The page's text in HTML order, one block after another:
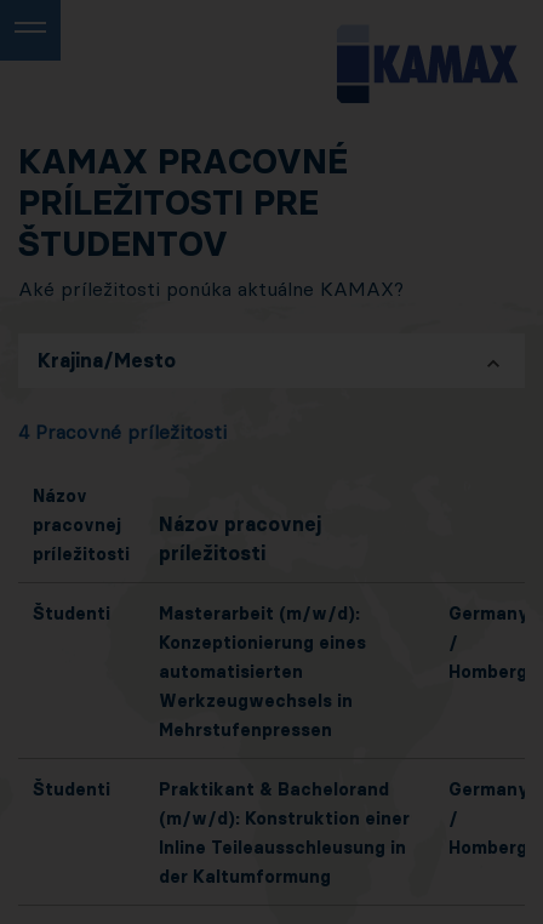
KAMAX PRACOVNÉ
PRÍLEŽITOSTI PRE
ŠTUDENTOV
Aké príležitosti ponúka aktuálne KAMAX?
Krajina/Mesto
4 Pracovné príležitosti
Názov
pracovnej
príležitosti
Názov pracovnej
príležitosti
Študenti
Masterarbeit (m/w/d):
Konzeptionierung eines
automatisierten
Werkzeugwechsels in
Mehrstufenpressen
Germany
/
Homberg
Študenti
Praktikant & Bachelorand
(m/w/d): Konstruktion einer
Inline Teileausschleusung in
der Kaltumformung
Germany
/
Homberg